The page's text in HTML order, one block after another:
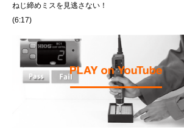
ねじ締めミスを見逃さない！
(6:17)